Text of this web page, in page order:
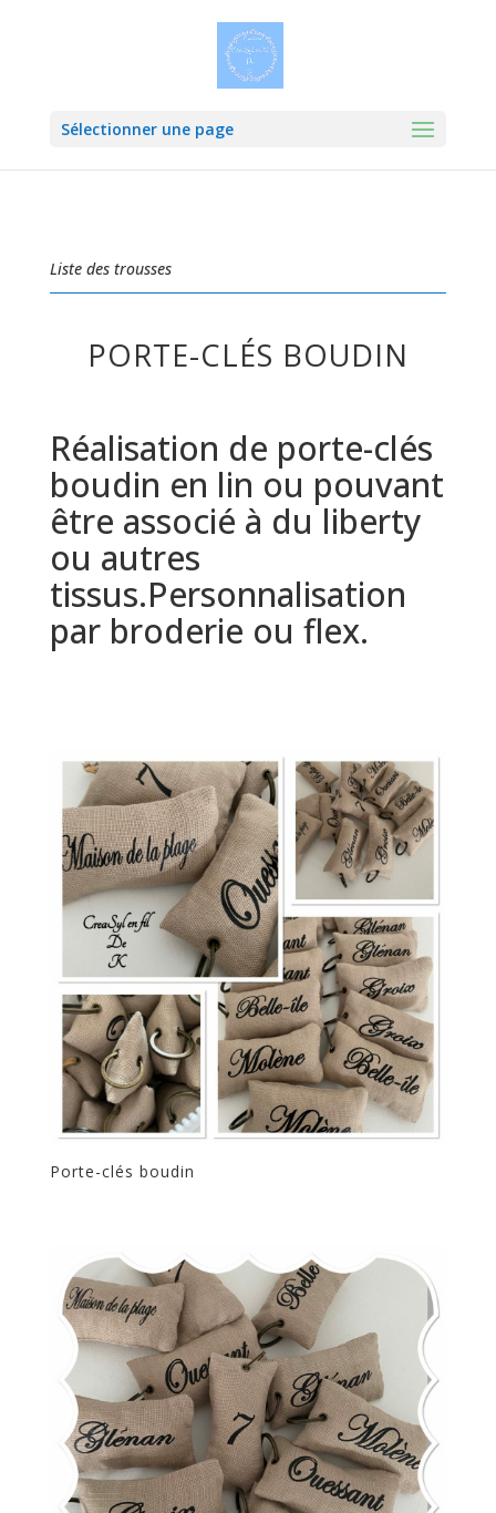
Sélectionner une page
Liste des trousses
PORTE-CLÉS BOUDIN
Réalisation de porte-clés
boudin en lin ou pouvant
être associé à du liberty
ou autres
tissus.Personnalisation
par broderie ou flex.
Porte-clés boudin